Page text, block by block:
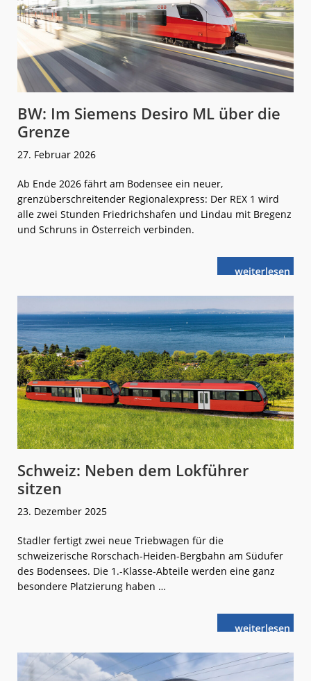
BW: Im Siemens Desiro ML über die
Grenze
27. Februar 2026
Ab Ende 2026 fährt am Bodensee ein neuer,
grenzüberschreitender Regionalexpress: Der REX 1 wird
alle zwei Stunden Friedrichshafen und Lindau mit Bregenz
und Schruns in Österreich verbinden.
weiterlese
nBW:
über
Grenze
Schweiz: Neben dem Lokführer
sitzen
23. Dezember 2025
Stadler fertigt zwei neue Triebwagen für die
schweizerische Rorschach-Heiden-Bergbahn am Südufer
des Bodensees. Die 1.-Klasse-Abteile werden eine ganz
besondere Platzierung haben …
weiterlese
nSchweiz:
sitzen